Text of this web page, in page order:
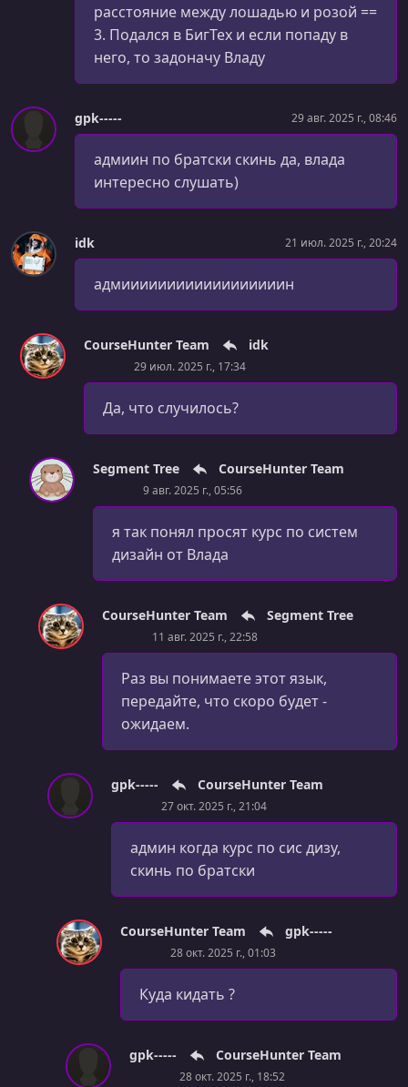
расстояние между лошадью и розой ==
3. Подался в БигТех и если попаду в
него, то задоначу Владу
gpk----- 29 авг. 2025 г., 08:46
адмиин по братски скинь да, влада
интересно слушать)
idk 21 июл. 2025 г., 20:24
адмиииииииииииииииииин
CourseHunter Team idk
29 июл. 2025 г., 17:34
Да, что случилось?
Segment Tree CourseHunter Team
9 авг. 2025 г., 05:56
я так понял просят курс по систем
дизайн от Влада
CourseHunter Team Segment Tree
11 авг. 2025 г., 22:58
Раз вы понимаете этот язык,
передайте, что скоро будет -
ожидаем.
gpk----- CourseHunter Team
27 окт. 2025 г., 21:04
админ когда курс по сис дизу,
скинь по братски
CourseHunter Team gpk-----
28 окт. 2025 г., 01:03
Куда кидать ?
gpk----- CourseHunter Team
28 окт. 2025 г., 18:52